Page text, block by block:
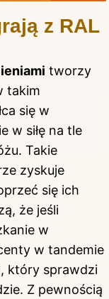
z RAL
tworzy
takim
się w
w siłę na tle
Takie
zyskuje
się ich
że jeśli
w
w tandemie
który sprawdzi
Z pewnością